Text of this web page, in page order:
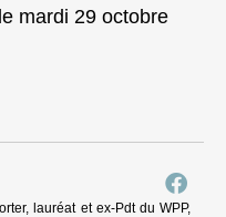
mardi 29 octobre
lauréat et ex-Pdt du WPP,